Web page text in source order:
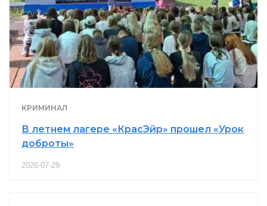
КРИМИНАЛ
В летнем лагере «КрасЭйр» прошел «Урок
доброты»
2026-07-29